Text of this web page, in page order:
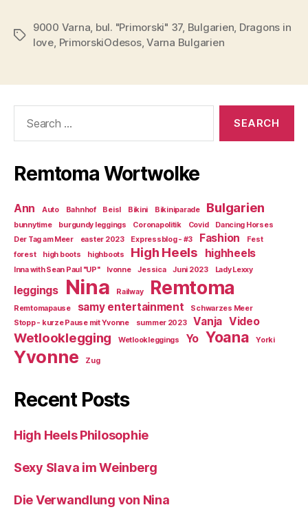
Tags
9000 Varna, bul. "Primorski" 37, Bulgarien, Dragons in
love, PrimorskiOdesos,Varna Bulgarien
Remtoma Wortwolke
Ann Auto Bahnhof Beisl Bikini Bikiniparade Bulgarien
bunnytime burgundy leggings Coronapolitik Covid
Dancing Horses
Der Tag am Meer
easter 2023 Expressblog - #3 Fashion
Fest
forest
high boots highboots High Heels highheels
Inna with Sean Paul "UP" Ivonne Jessica Juni 2023 Lady Lexxy
leggings Nina Railway Remtoma
Remtomapause samy entertainment
Schwarzes Meer
Stopp - kurze Pause mit Yvonne
summer 2023 Vanja Video
Wetlooklegging Wetlookleggings Yo Yoana Yorki
Yvonne Zug
Recent Posts
High Heels Philosophie
Sexy Slava im Weinberg
Die Verwandlung von Nina